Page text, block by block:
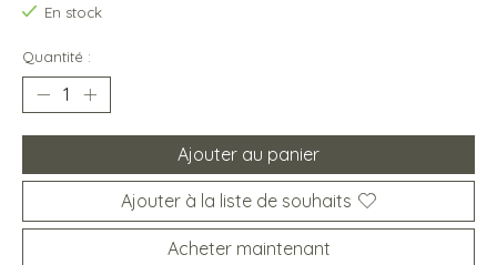
En stock
Quantité :
Ajouter au panier
Ajouter à la liste de souhaits
Acheter maintenant